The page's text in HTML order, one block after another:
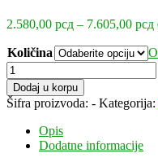
2.580,00 рсд – 7.605,00 рсд
Količina
3D
ACA
510
rubbing
compound
gruba
Dodaj u korpu
Šifra proizvoda: - Kategorija:
Opis
Dodatne informacije